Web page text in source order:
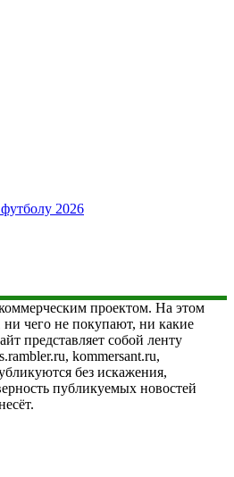
2026
проектом. На этом
ни чего не покупают, ни какие
представляет собой ленту
kommersant.ru,
без искажения,
публикуемых новостей